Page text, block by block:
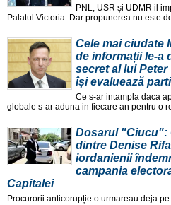
PNL, USR și UDMR il
Palatul Victoria. Dar propunerea nu este
Cele mai ciudate
de informații le-a
secret al lui
își evaluează
Ce s-ar intampla daca
globale s-ar aduna in fiecare an pentru o
Dosarul "Ciucu":
dintre Denise
iordanienii
campania
Capitalei
Procurorii anticorupție o urmareau deja